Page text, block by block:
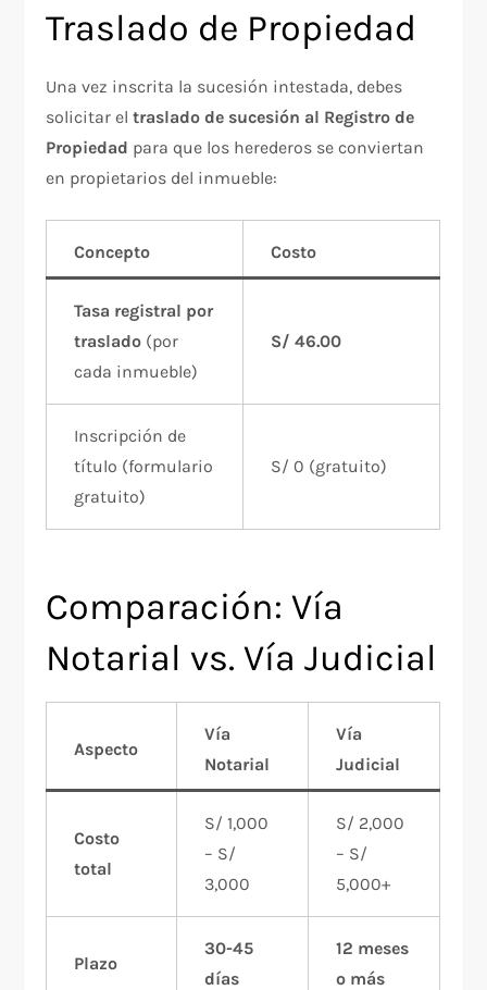
Traslado de Propiedad
Una vez inscrita la sucesión intestada, debes
solicitar eltraslado de sucesión al Registro de
Propiedad para que los herederos se conviertan
en propietarios del inmueble:
Concepto Costo
Tasa registral por
traslado (por
cada inmueble)
S/ 46.00
Inscripción de
título (formulario
gratuito)
S/ 0 (gratuito)
Comparación: Vía
Notarial vs. Vía Judicial
Aspecto
Vía
Notarial
Vía
Judicial
Costo
total
S/ 1,000
– S/
3,000
S/ 2,000
– S/
5,000+
Plazo
30-45
días
12 meses
o más